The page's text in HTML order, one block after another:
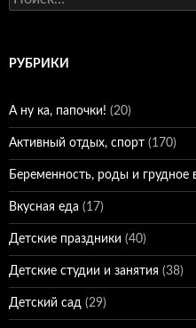
РУБРИКИ
А ну ка, папочки! (20)
Активный отдых, спорт (170)
Беременность, роды и грудное
Вкусная еда (17)
Детские праздники (40)
Детские студии и занятия (38)
Детский сад (29)